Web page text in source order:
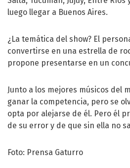
luego llegar a Buenos Aires.
¿La temática del show? El
convertirse en una estrella de
propone presentarse en un
Junto a los mejores músicos del
ganar la competencia, pero se
opta por alejarse de él. Pero él
de su error y de que sin ella no
Foto: Prensa Gaturro